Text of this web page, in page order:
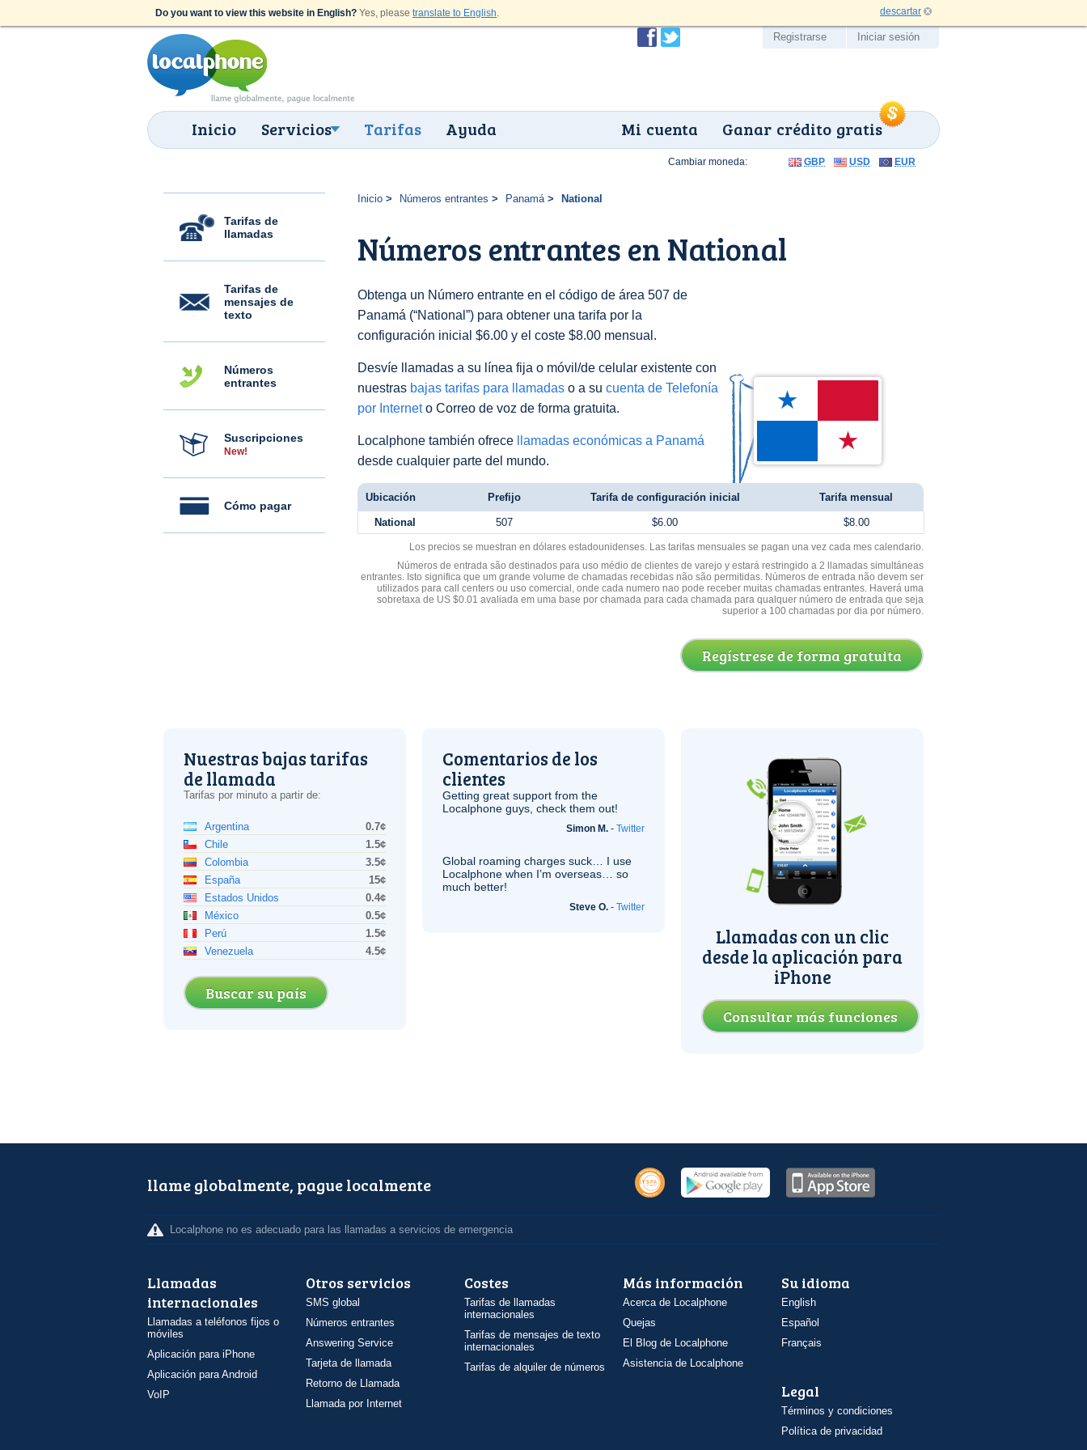
Do you want to view this website in English? Yes, please translate to English. descartar
Inicio Servicios Tarifas Ayuda Ganar crédito gratis
Mi cuenta
Registrarse Iniciar sesión
Tarifas de
llamadas
Tarifas de
mensajes de
texto
Números
entrantes
Suscripciones
New!
Cómo pagar
Inicio Números entrantes Panamá National
Números entrantes en National
Obtenga un Número entrante en el código de área 507 de
Panamá (“National”) para obtener una tarifa por la
configuración inicial $6.00 y el coste $8.00 mensual.
Desvíe llamadas a su línea fija o móvil/de celular existente con
nuestras bajas tarifas para llamadas o a su cuenta de Telefonía
por Interneto Correo de voz de forma gratuita.
Localphone también ofrece
llamadas económicas a Panamá
desde cualquier parte del mundo.
Cambiar moneda: GBP USD EUR
Ubicación Prefijo Tarifa de configuración inicial Tarifa mensual
National 507 $6.00 $8.00
Los precios se muestran en dólares estadounidenses. Las tarifas mensuales se pagan una vez cada mes calendario.
Números de entrada são destinados para uso médio de clientes de varejo y estará restringido a 2 llamadas simultáneas
entrantes. Isto significa que um grande volume de chamadas recebidas não são permitidas. Números de entrada não devem ser
utilizados para call centers ou uso comercial, onde cada numero nao pode receber muitas chamadas entrantes. Haverá uma
sobretaxa de US $0.01 avaliada em uma base por chamada para cada chamada para qualquer número de entrada que seja
superior a 100 chamadas por dia por número.
Regístrese de forma gratuita
Nuestras bajas tarifas
de llamada
Tarifas por minuto a partir de:
Argentina
0.7¢
Chile
1.5¢
Colombia
3.5¢
España
15¢
Estados Unidos
0.4¢
México
0.5¢
Perú
1.5¢
Venezuela
4.5¢
Buscar su país
Comentarios de los
clientes
Getting great support from the
Localphone guys, check them out!
Simon M. - Twitter
Global roaming charges suck… I use
Localphone when I’m overseas… so
much better!
Steve O. - Twitter
Llamadas con un clic
desde la aplicación para
iPhone
Consultar más funciones
llame globalmente, pague localmente
Localphone no es adecuado para las llamadas a servicios de emergencia
Llamadas
internacionales
Llamadas a teléfonos fijos o
móviles
Aplicación para iPhone
Aplicación para Android
VoIP
Otros servicios
SMS global
Números entrantes
Answering Service
Tarjeta de llamada
Retorno de Llamada
Llamada por Internet
Costes
Tarifas de llamadas
internacionales
Tarifas de mensajes de texto
internacionales
Tarifas de alquiler de números
Más información
Acerca de Localphone
Quejas
El Blog de Localphone
Asistencia de Localphone
Su idioma
English
Español
Français
Legal
Términos y condiciones
Política de privacidad